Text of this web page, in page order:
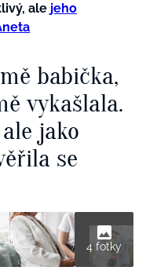
ale jeho
babička,
vykašlala.
jako
se
4 fotky